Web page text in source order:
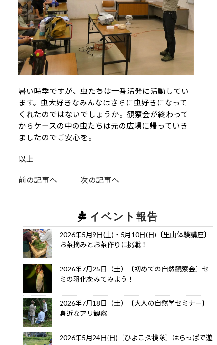
暑い時季ですが、虫たちは一番活発に活動してい
ます。虫大好きなみんなはさらに虫好きになって
くれたのではないでしょうか。観察会が終わって
からケースの中の虫たちは元の広場に帰っていき
ましたのでご安心を。
以上
前の記事へ 次の記事へ
イベント報告
2026年5月9日(土)・5月10日(日)〔里山体験講座〕
お茶摘みとお茶作りに挑戦！
2026年7月25日（土）〔初めての自然観察会〕セ
ミの羽化をみてみよう！
2026年7月18日（土）〔大人の自然学セミナー〕
身近なアリ観察
2026年5月24日(日)〔ひよこ探検隊〕はらっぱで遊